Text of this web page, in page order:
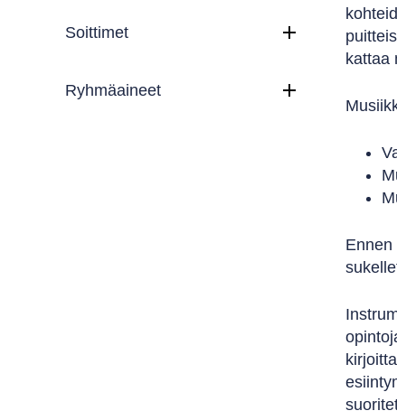
Soittimet
Ryhmäaineet
kattaa